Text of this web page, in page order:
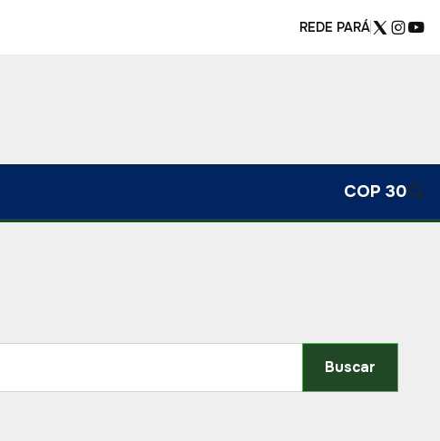
REDE PARÁ
COP 30
Buscar